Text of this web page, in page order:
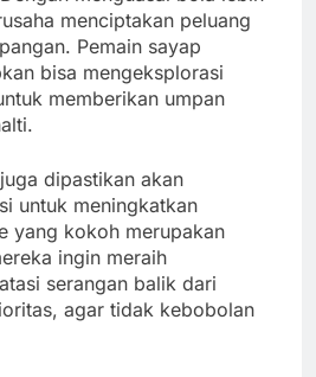
menciptakan peluang
Pemain sayap
bisa mengeksplorasi
memberikan umpan
dipastikan akan
untuk meningkatkan
yang kokoh merupakan
ingin meraih
serangan balik dari
agar tidak kebobolan